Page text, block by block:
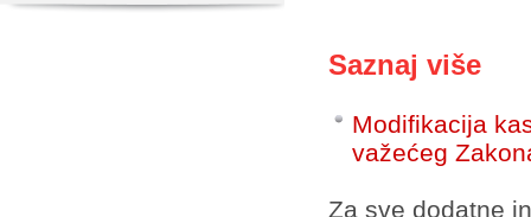
Saznaj više
Modifikacija
važećeg
Za sve dodatne